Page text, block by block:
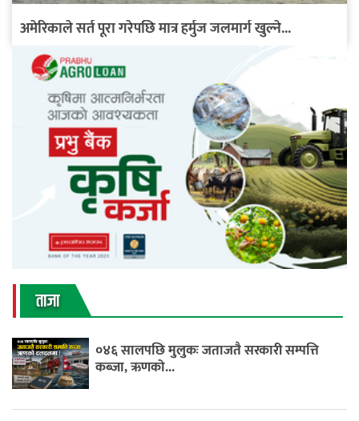
अमेरिकाले सर्त पूरा गरेपछि मात्र हर्मुज जलमार्ग खुल्ने...
ताजा
०४६ सालपछि मुलुकः जताजतै सरकारी सम्पत्ति
कब्जा, ऋणको...